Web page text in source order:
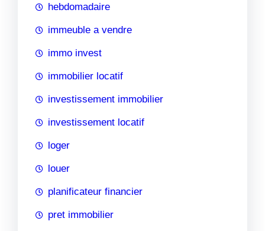
hebdomadaire
immeuble a vendre
immo invest
immobilier locatif
investissement immobilier
investissement locatif
loger
louer
planificateur financier
pret immobilier